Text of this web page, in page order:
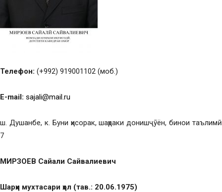
Телефон: (+992) 919001102 (моб.)
E-mail: sajali@mail.ru
ш. Душанбе, к. Буни ҳисорак, шаҳраки донишҷӯён, бинои таълимӣ
7
МИРЗОЕВ Сайали Сайвалиевич
Шарҳи мухтасари ҳол (тав.: 20.06.1975)